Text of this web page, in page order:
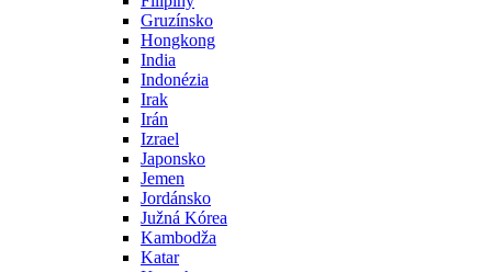
Gruzínsko
Hongkong
India
Indonézia
Irak
Irán
Izrael
Japonsko
Jemen
Jordánsko
Južná Kórea
Kambodža
Katar